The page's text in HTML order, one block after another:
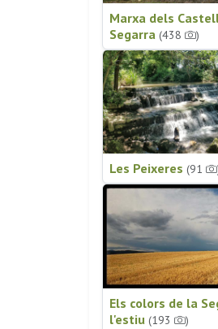
Marxa dels
Segarra (438 )
Les Peixeres (91
Els colors de la
l'estiu (193 )